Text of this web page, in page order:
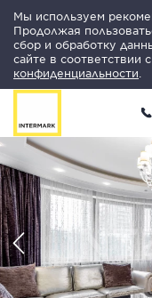
Мы используем
Продолжая
сбор и обработку
сайте в соответствии с
конфиденциальности